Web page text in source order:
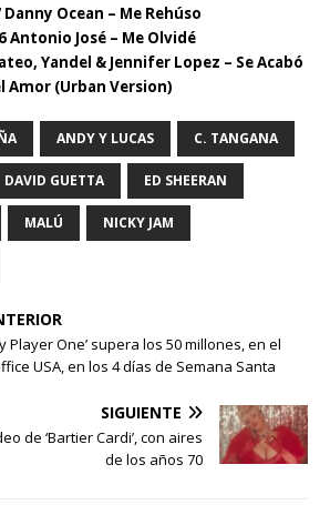
Danny Ocean – Me Rehúso
Antonio José – Me Olvidé
Yandel & Jennifer Lopez – Se Acabó
Amor (Urban Version)
ANDY Y LUCAS C. TANGANA
DAVID GUETTA ED SHEERAN
MALÚ NICKY JAM
Player One’ supera los 50 millones, en el
USA, en los 4 días de Semana Santa
SIGUIENTE
de ‘Bartier Cardi’, con aires
de los años 70